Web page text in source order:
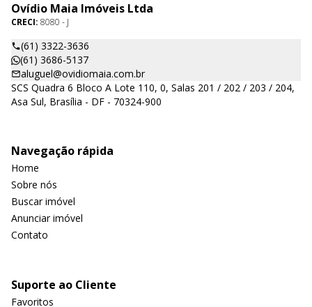
Ovídio Maia Imóveis Ltda
CRECI: 8080 - J
(61) 3322-3636
(61) 3686-5137
aluguel@ovidiomaia.com.br
SCS Quadra 6 Bloco A Lote 110, 0, Salas 201 / 202 / 203 / 204,
Asa Sul, Brasília - DF - 70324-900
Navegação rápida
Home
Sobre nós
Buscar imóvel
Anunciar imóvel
Contato
Suporte ao Cliente
Favoritos